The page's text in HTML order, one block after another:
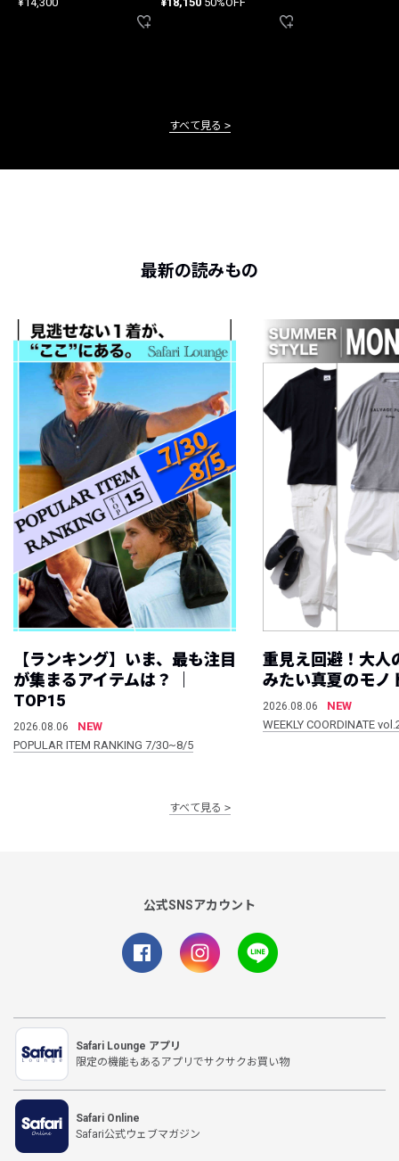
すべて見る
最新の読みもの
【ランキング】いま、最も注目
が集まるアイテムは？ ｜
TOP15
2026.08.06
NEW
POPULAR ITEM RANKING 7/30~8/5
重見え回避！大人
みたい真夏のモノ
2026.08.06
NEW
WEEKLY COORDINATE
すべて見る
公式SNSアカウント
Safari Lounge アプリ
限定の機能もあるアプリでサクサクお買い物
Safari Online
Safari公式ウェブマガジン